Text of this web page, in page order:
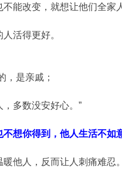
能改变，就想让他们全家
活得更好。
，是亲戚；
多数没安好心。”
想你得到，他人生活不如
他人，反而让人刺痛难忍。